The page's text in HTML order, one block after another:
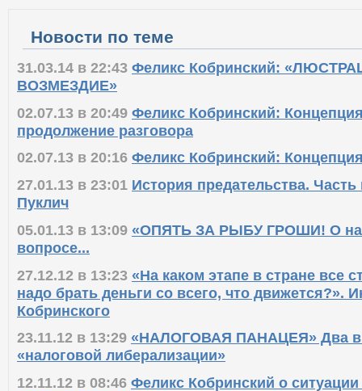
Новости по теме
31.03.14 в 22:43 Феликс Кобринский:
ВОЗМЕЗДИЕ»
02.07.13 в 20:49 Феликс Кобринский:
продолжение разговора
02.07.13 в 20:16 Феликс Кобринский:
27.01.13 в 23:01 История предательства.
Пуклич
05.01.13 в 13:09 «ОПЯТЬ ЗА РЫБУ ГРОШИ! О
вопросе...
27.12.12 в 13:23 «На каком этапе в стране все
надо брать деньги со всего, что движется?».
Кобринского
23.11.12 в 13:29 «НАЛОГОВАЯ ПАНАЦЕЯ» Два
«налоговой либерализации»